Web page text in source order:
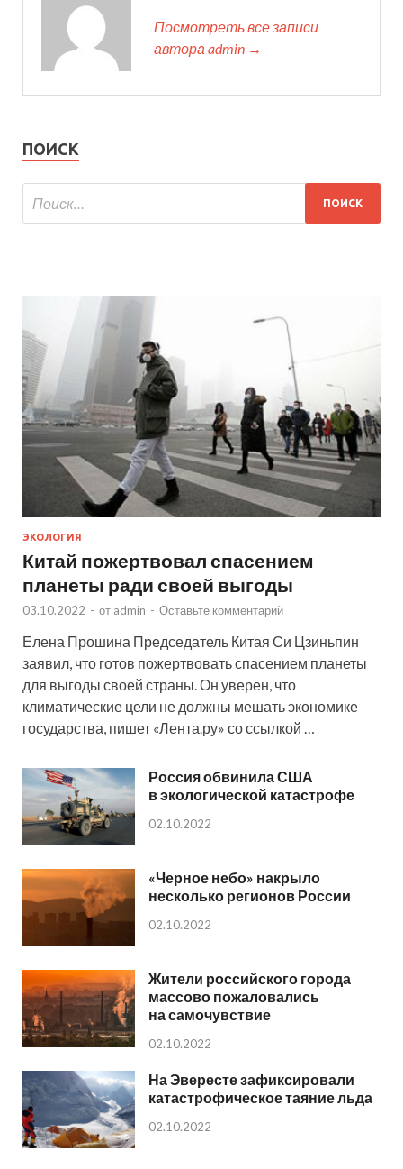
Посмотреть все записи
автора admin →
ПОИСК
ЭКОЛОГИЯ
Китай пожертвовал спасением
планеты ради своей выгоды
03.10.2022 - от admin - Оставьте комментарий
Елена Прошина Председатель Китая Си Цзиньпин
заявил, что готов пожертвовать спасением планеты
для выгоды своей страны. Он уверен, что
климатические цели не должны мешать экономике
государства, пишет «Лента.ру» со ссылкой …
Россия обвинила США
в экологической катастрофе
02.10.2022
«Черное небо» накрыло
несколько регионов России
02.10.2022
Жители российского города
массово пожаловались
на самочувствие
02.10.2022
На Эвересте зафиксировали
катастрофическое таяние льда
02.10.2022